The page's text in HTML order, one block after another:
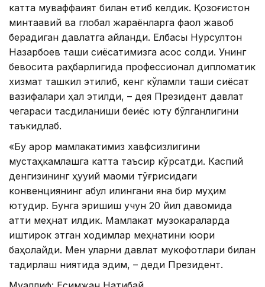
катта муваффақият билан етиб келдик. Қозоғистон
минтақавий ва глобал жараёнларга фаол жавоб
берадиган давлатга айланди. Елбасы Нурсултон
Назарбоев ташқи сиёсатимизга асос солди. Унинг
бевосита раҳбарлигида профессионал дипломатик
хизмат ташкил этилиб, кенг кўламли ташқи сиёсат
вазифалари ҳал этилди, – дея Президент давлат
чегараси тасдиқланиши беқиёс ютуқ бўлганлигини
таъкидлаб.
«Бу қарор мамлакатимиз хавфсизлигини
мустаҳкамлашга катта таъсир кўрсатди. Каспий
денгизининг ҳуқуқий мақоми тўғрисидаги
конвенциянинг қабул қилингани яна бир муҳим
ютуқдир. Бунга эришиш учун 20 йил давомида
қаттиқ меҳнат қилдик. Мамлакат музокараларда
иштирок этган ходимлар меҳнатини юқори
баҳолайди. Мен уларни давлат мукофотлари билан
тақдирлаш ниятида эдим, – деди Президент.